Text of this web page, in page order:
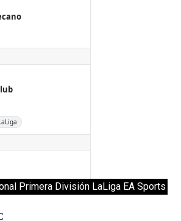
Primera División LaLiga EA Sports